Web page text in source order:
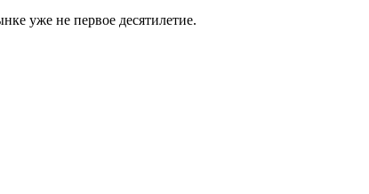
уже не первое десятилетие.